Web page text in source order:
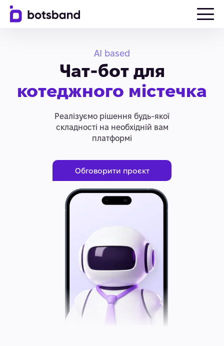
AI based
Чат-бот для
котеджного містечка
Реалізуємо рішення будь-якої
складності на необхідній вам
платформі
Обговорити проєкт